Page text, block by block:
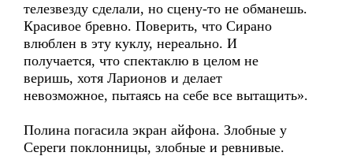
телезвезду сделали, но сцену-то не обманешь.
Красивое бревно. Поверить, что Сирано
влюблен в эту куклу, нереально. И
получается, что спектаклю в целом не
веришь, хотя Ларионов и делает
невозможное, пытаясь на себе все вытащить».
Полина погасила экран айфона. Злобные у
Сереги поклонницы, злобные и ревнивые.